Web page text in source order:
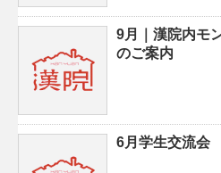
9月｜漢院内モ
のご案内
6月学生交流会